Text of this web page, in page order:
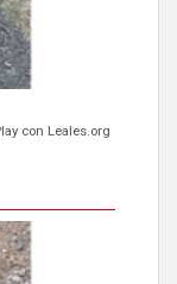
con Leales.org